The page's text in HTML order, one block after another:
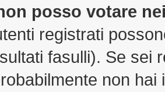
posso votare
registrati
fasulli). Se sei
non hai